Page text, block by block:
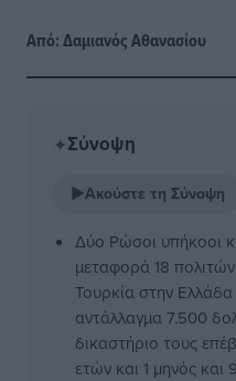
Από:Δαμιανός Αθανασίου
✦Σύνοψη
▶Ακούστε τη Σύνοψη
Δύο Ρώσοι υπήκοοι
μεταφορά 18
Τουρκία στην
αντάλλαγμα 7.500
δικαστήριο τους
ετών και 1 μηνός